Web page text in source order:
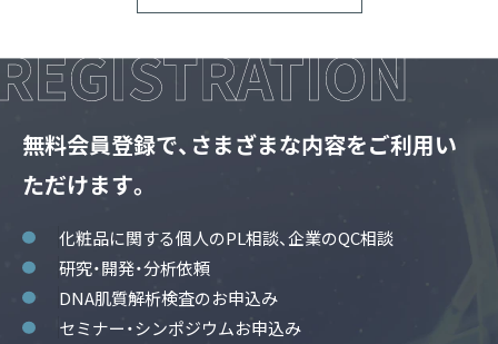
無料会員登録で、さまざまな内容をご利用い
ただけます。
化粧品に関する個人のPL相談、企業のQC相談
研究・開発・分析依頼
DNA肌質解析検査のお申込み
セミナー・シンポジウムお申込み